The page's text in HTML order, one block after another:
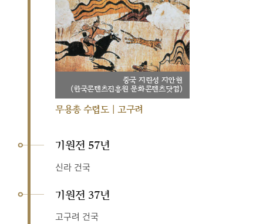
중국 지린성 지안현
(한국콘텐츠진흥원 문화콘텐츠닷컴)
무용총 수렵도 | 고구려
기원전 57년
신라 건국
기원전 37년
고구려 건국